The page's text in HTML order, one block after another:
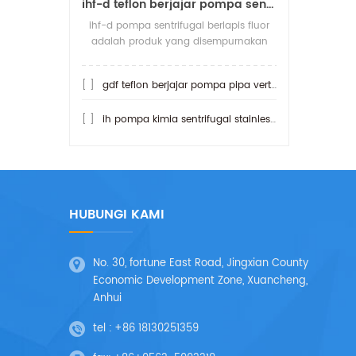
ihf-d teflon berjajar pompa sentrifugal koneksi langsung
ihf-d pompa sentrifugal berlapis fluor
adalah produk yang disempurnakan
pomp
gdf teflon berjajar pompa pipa vertikal
ih pompa kimia sentrifugal stainless steel
HUBUNGI KAMI
No. 30, fortune East Road, Jingxian County
Economic Development Zone, Xuancheng,
Anhui
tel : +86 18130251359